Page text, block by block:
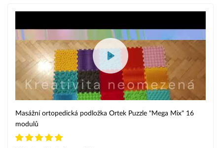
Masážní ortopedická podložka Ortek Puzzle "Mega Mix" 16
modulů